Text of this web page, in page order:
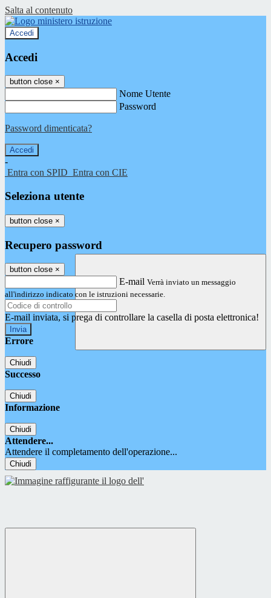
Salta al contenuto
Accedi
Accedi
button close ×
Nome Utente
Password
Password dimenticata?
-
Entra con SPID Entra con CIE
Seleziona utente
button close ×
Recupero password
button close ×
E-mail Verrà inviato un messaggio
all'indirizzo indicato con le istruzioni necessarie.
E-mail inviata, si prega di controllare la casella di posta elettronica!
Errore
Chiudi
Successo
Chiudi
Informazione
Chiudi
Attendere...
Attendere il completamento dell'operazione...
Chiudi